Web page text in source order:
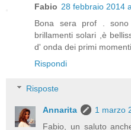
Fabio 28 febbraio 2014
Bona sera prof .
brillamenti solari ,è
d' onda dei primi
Rispondi
Risposte
Annarita
1 marzo
Fabio, un saluto